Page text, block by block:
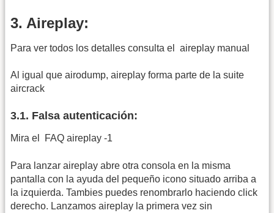
3. Aireplay:
Para ver todos los detalles consulta el aireplay manual
Al igual que airodump, aireplay forma parte de la suite
aircrack
3.1. Falsa autenticación:
Mira el FAQ aireplay -1
Para lanzar aireplay abre otra consola en la misma
pantalla con la ayuda del pequeño icono situado arriba a
la izquierda. Tambies puedes renombrarlo haciendo click
derecho. Lanzamos aireplay la primera vez sin